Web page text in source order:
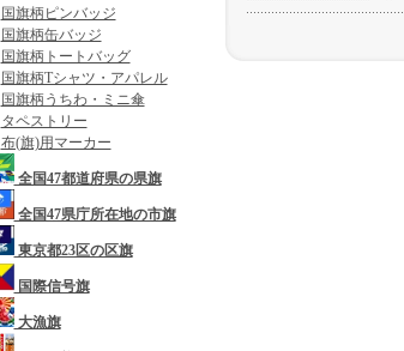
国旗柄ピンバッジ
国旗柄缶バッジ
国旗柄トートバッグ
国旗柄Tシャツ・アパレル
国旗柄うちわ・ミニ傘
タペストリー
布(旗)用マーカー
全国47都道府県の県旗
全国47県庁所在地の市旗
東京都23区の区旗
国際信号旗
大漁旗